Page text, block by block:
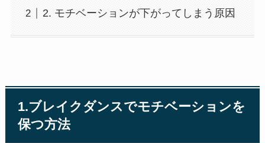
2. モチベーションが下がってしまう原因
1.ブレイクダンスでモチベーションを
保つ方法